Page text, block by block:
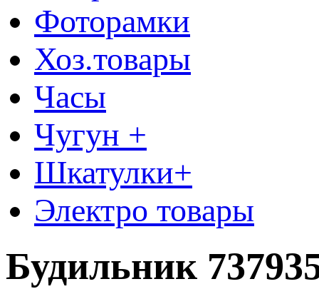
Фоторамки
Хоз.товары
Часы
Чугун +
Шкатулки+
Электро товары
Будильник